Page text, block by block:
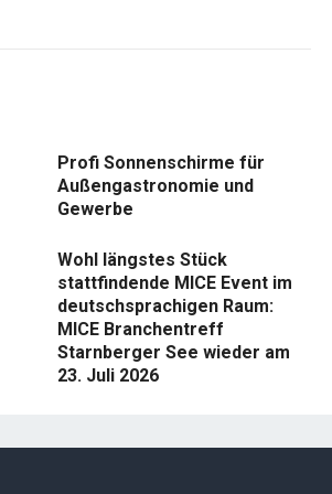
Profi Sonnenschirme für
Außengastronomie und
Gewerbe
Wohl längstes Stück
stattfindende MICE Event im
deutschsprachigen Raum:
MICE Branchentreff
Starnberger See wieder am
23. Juli 2026